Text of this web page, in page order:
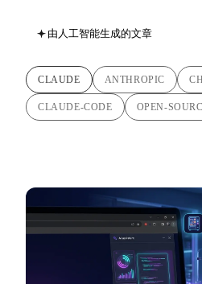
由人工智能生成的文章
CLAUDE ANTHROPIC
CLAUDE-CODE OPEN-